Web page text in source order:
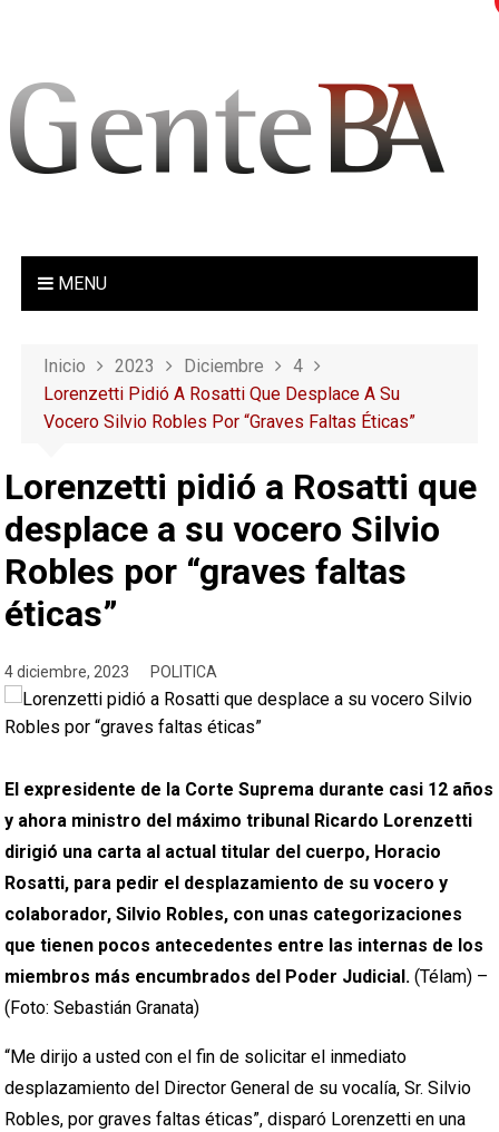
MENU
Inicio 2023 Diciembre
4
Lorenzetti Pidió A Rosatti Que Desplace A Su
Vocero Silvio Robles Por “graves Faltas Éticas”
Lorenzetti pidió a Rosatti que
desplace a su vocero Silvio
Robles por “graves faltas
éticas”
4 diciembre, 2023 POLITICA
El expresidente de la Corte Suprema durante casi 12 años
y ahora ministro del máximo tribunal Ricardo Lorenzetti
dirigió una carta al actual titular del cuerpo, Horacio
Rosatti, para pedir el desplazamiento de su vocero y
colaborador, Silvio Robles, con unas categorizaciones
que tienen pocos antecedentes entre las internas de los
miembros más encumbrados del Poder Judicial.(Télam) –
(Foto: Sebastián Granata)
“Me dirijo a usted con el fin de solicitar el inmediato
desplazamiento del Director General de su vocalía, Sr. Silvio
Robles, por graves faltas éticas”, disparó Lorenzetti en una